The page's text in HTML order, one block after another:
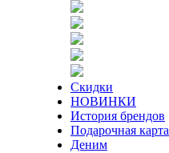
Скидки
НОВИНКИ
История брендов
Подарочная карта
Деним